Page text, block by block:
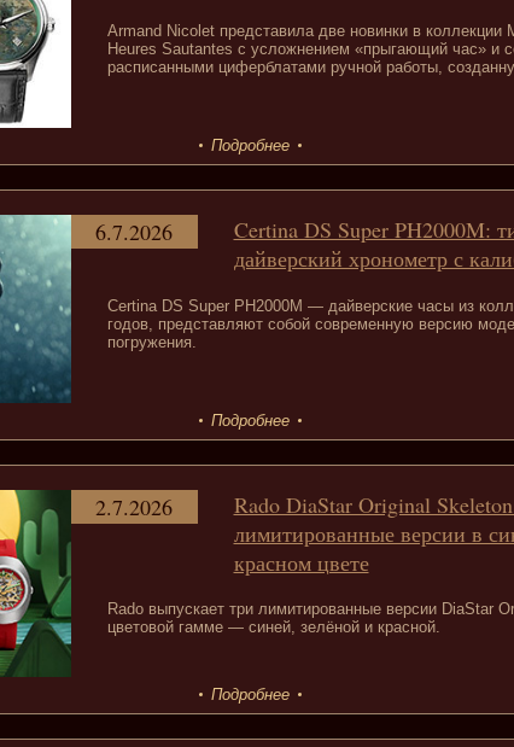
Armand Nicolet представила две новинки в коллекции
Heures Sautantes с усложнением «прыгающий час» и
расписанными циферблатами ручной работы,
Подробнее
Certina DS Super PH2000M:
дайверский хронометр с
Certina DS Super PH2000M — дайверские часы из
годов, представляют собой современную версию
погружения.
6.7.2026
Подробнее
Rado DiaStar Original
лимитированные версии в
красном цвете
Rado выпускает три лимитированные версии DiaStar
цветовой гамме — синей, зелёной и красной.
2.7.2026
Подробнее